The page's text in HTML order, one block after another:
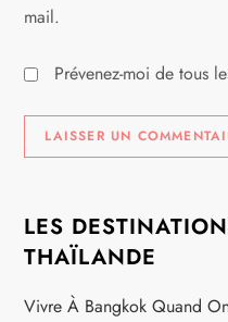
mail.
Prévenez-moi de tous
LES
THAÏLANDE
Vivre À Bangkok Quand